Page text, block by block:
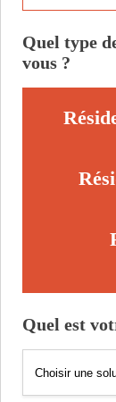
Quel type
vous ?
Quel est